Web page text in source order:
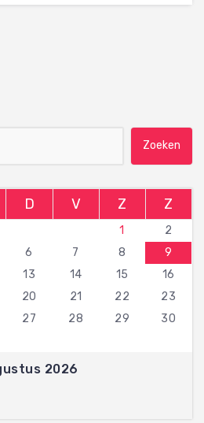
2026
D V Z Z
1
2
6 7 8
9
13 14 15
16
20 21 22
23
27 28 29
30